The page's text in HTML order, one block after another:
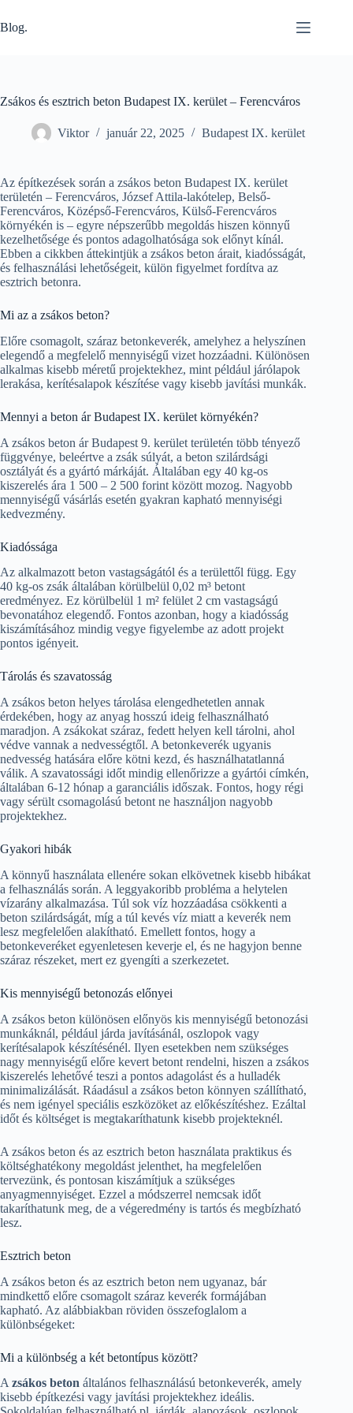
to
content
Blog.
Zsákos és esztrich beton Budapest IX. kerület – Ferencváros
Viktor január 22, 2025 Budapest IX. kerület
Az építkezések során a zsákos beton Budapest IX. kerület
területén – Ferencváros, József Attila-lakótelep, Belső-
Ferencváros, Középső-Ferencváros, Külső-Ferencváros
környékén is – egyre népszerűbb megoldás hiszen könnyű
kezelhetősége és pontos adagolhatósága sok előnyt kínál.
Ebben a cikkben áttekintjük a zsákos beton árait, kiadósságát,
és felhasználási lehetőségeit, külön figyelmet fordítva az
esztrich betonra.
Mi az a zsákos beton?
Előre csomagolt, száraz betonkeverék, amelyhez a helyszínen
elegendő a megfelelő mennyiségű vizet hozzáadni. Különösen
alkalmas kisebb méretű projektekhez, mint például járólapok
lerakása, kerítésalapok készítése vagy kisebb javítási munkák.
Mennyi a beton ár Budapest IX. kerület környékén?
A zsákos beton ár Budapest 9. kerület területén több tényező
függvénye, beleértve a zsák súlyát, a beton szilárdsági
osztályát és a gyártó márkáját. Általában egy 40 kg-os
kiszerelés ára 1 500 – 2 500 forint között mozog. Nagyobb
mennyiségű vásárlás esetén gyakran kapható mennyiségi
kedvezmény.
Kiadóssága
Az alkalmazott beton vastagságától és a területtől függ. Egy
40 kg-os zsák általában körülbelül 0,02 m³ betont
eredményez. Ez körülbelül 1 m² felület 2 cm vastagságú
bevonatához elegendő. Fontos azonban, hogy a kiadósság
kiszámításához mindig vegye figyelembe az adott projekt
pontos igényeit.
Tárolás és szavatosság
A zsákos beton helyes tárolása elengedhetetlen annak
érdekében, hogy az anyag hosszú ideig felhasználható
maradjon. A zsákokat száraz, fedett helyen kell tárolni, ahol
védve vannak a nedvességtől. A betonkeverék ugyanis
nedvesség hatására előre kötni kezd, és használhatatlanná
válik. A szavatossági időt mindig ellenőrizze a gyártói címkén,
általában 6-12 hónap a garanciális időszak. Fontos, hogy régi
vagy sérült csomagolású betont ne használjon nagyobb
projektekhez.
Gyakori hibák
A könnyű használata ellenére sokan elkövetnek kisebb hibákat
a felhasználás során. A leggyakoribb probléma a helytelen
vízarány alkalmazása. Túl sok víz hozzáadása csökkenti a
beton szilárdságát, míg a túl kevés víz miatt a keverék nem
lesz megfelelően alakítható. Emellett fontos, hogy a
betonkeveréket egyenletesen keverje el, és ne hagyjon benne
száraz részeket, mert ez gyengíti a szerkezetet.
Kis mennyiségű betonozás előnyei
A zsákos beton különösen előnyös kis mennyiségű betonozási
munkáknál, például járda javításánál, oszlopok vagy
kerítésalapok készítésénél. Ilyen esetekben nem szükséges
nagy mennyiségű előre kevert betont rendelni, hiszen a zsákos
kiszerelés lehetővé teszi a pontos adagolást és a hulladék
minimalizálását. Ráadásul a zsákos beton könnyen szállítható,
és nem igényel speciális eszközöket az előkészítéshez. Ezáltal
időt és költséget is megtakaríthatunk kisebb projekteknél.
A zsákos beton és az esztrich beton használata praktikus és
költséghatékony megoldást jelenthet, ha megfelelően
tervezünk, és pontosan kiszámítjuk a szükséges
anyagmennyiséget. Ezzel a módszerrel nemcsak időt
takaríthatunk meg, de a végeredmény is tartós és megbízható
lesz.
Esztrich beton
A zsákos beton és az esztrich beton nem ugyanaz, bár
mindkettő előre csomagolt száraz keverék formájában
kapható. Az alábbiakban röviden összefoglalom a
különbségeket:
Mi a különbség a két betontípus között?
A zsákos beton általános felhasználású betonkeverék, amely
kisebb építkezési vagy javítási projektekhez ideális.